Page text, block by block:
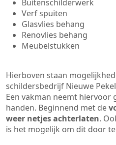
Buitenschilderwerk
Verf spuiten
Glasvlies behang
Renovlies behang
Meubelstukken
Hierboven staan
schildersbedrijf Nieuwe
Een vakman neemt hiervoor
handen. Beginnend met de
weer netjes achterlaten.
is het mogelijk om dit door